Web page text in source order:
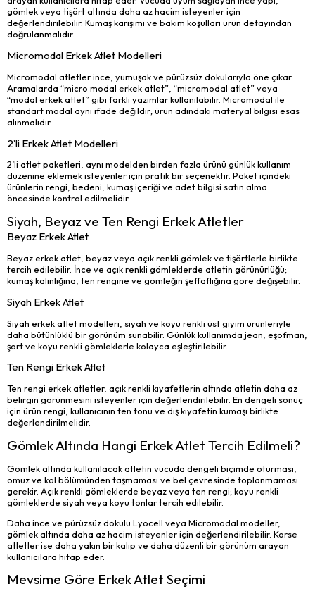
gömlek veya tişört altında daha az hacim isteyenler için
değerlendirilebilir. Kumaş karışımı ve bakım koşulları ürün detayından
doğrulanmalıdır.
Micromodal Erkek Atlet Modelleri
Micromodal atletler ince, yumuşak ve pürüzsüz dokularıyla öne çıkar.
Aramalarda “micro modal erkek atlet”, “micromodal atlet” veya
“modal erkek atlet” gibi farklı yazımlar kullanılabilir. Micromodal ile
standart modal aynı ifade değildir; ürün adındaki materyal bilgisi esas
alınmalıdır.
2’li Erkek Atlet Modelleri
2’li atlet paketleri, aynı modelden birden fazla ürünü günlük kullanım
düzenine eklemek isteyenler için pratik bir seçenektir. Paket içindeki
ürünlerin rengi, bedeni, kumaş içeriği ve adet bilgisi satın alma
öncesinde kontrol edilmelidir.
Siyah, Beyaz ve Ten Rengi Erkek Atletler
Beyaz Erkek Atlet
Beyaz erkek atlet, beyaz veya açık renkli gömlek ve tişörtlerle birlikte
tercih edilebilir. İnce ve açık renkli gömleklerde atletin görünürlüğü;
kumaş kalınlığına, ten rengine ve gömleğin şeffaflığına göre değişebilir.
Siyah Erkek Atlet
Siyah erkek atlet modelleri, siyah ve koyu renkli üst giyim ürünleriyle
daha bütünlüklü bir görünüm sunabilir. Günlük kullanımda jean, eşofman,
şort ve koyu renkli gömleklerle kolayca eşleştirilebilir.
Ten Rengi Erkek Atlet
Ten rengi erkek atletler, açık renkli kıyafetlerin altında atletin daha az
belirgin görünmesini isteyenler için değerlendirilebilir. En dengeli sonuç
için ürün rengi, kullanıcının ten tonu ve dış kıyafetin kumaşı birlikte
değerlendirilmelidir.
Gömlek Altında Hangi Erkek Atlet Tercih Edilmeli?
Gömlek altında kullanılacak atletin vücuda dengeli biçimde oturması,
omuz ve kol bölümünden taşmaması ve bel çevresinde toplanmaması
gerekir. Açık renkli gömleklerde beyaz veya ten rengi; koyu renkli
gömleklerde siyah veya koyu tonlar tercih edilebilir.
Daha ince ve pürüzsüz dokulu Lyocell veya Micromodal modeller,
gömlek altında daha az hacim isteyenler için değerlendirilebilir. Korse
atletler ise daha yakın bir kalıp ve daha düzenli bir görünüm arayan
kullanıcılara hitap eder.
Mevsime Göre Erkek Atlet Seçimi